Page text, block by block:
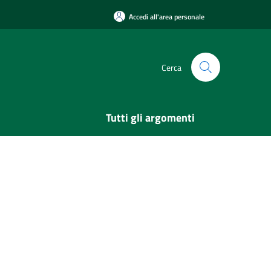
Accedi all'area personale
Cerca
Tutti gli argomenti